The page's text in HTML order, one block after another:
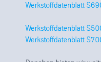
Werkstoffdatenblatt
Werkstoffdatenblatt
Werkstoffdatenblatt